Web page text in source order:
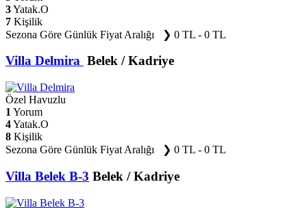
3Yatak.O
7 Kişilik
Sezona Göre Günlük Fiyat Aralığı ❯ 0 TL - 0 TL
Villa Delmira Belek / Kadriye
Özel Havuzlu
1 Yorum
4Yatak.O
8 Kişilik
Sezona Göre Günlük Fiyat Aralığı ❯ 0 TL - 0 TL
Villa Belek B-3 Belek / Kadriye